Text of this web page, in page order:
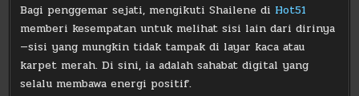
Bagi penggemar sejati, mengikuti Shailene di Hot51
memberi kesempatan untuk melihat sisi lain dari dirinya
—sisi yang mungkin tidak tampak di layar kaca atau
karpet merah. Di sini, ia adalah sahabat digital yang
selalu membawa energi positif.